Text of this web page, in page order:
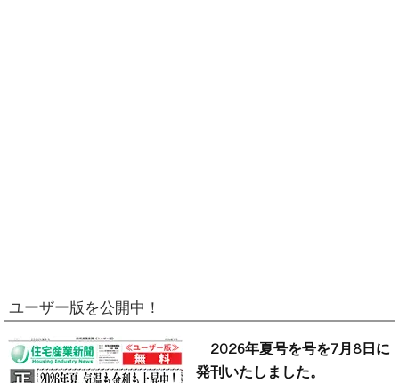
ユーザー版を公開中！
2026年夏号を号を7月8日に
発刊いたしました。